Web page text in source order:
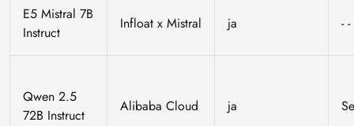
E5 Mistral 7B
Instruct
Infloat x Mistral ja - -
Qwen 2.5
72B Instruct
Alibaba Cloud ja